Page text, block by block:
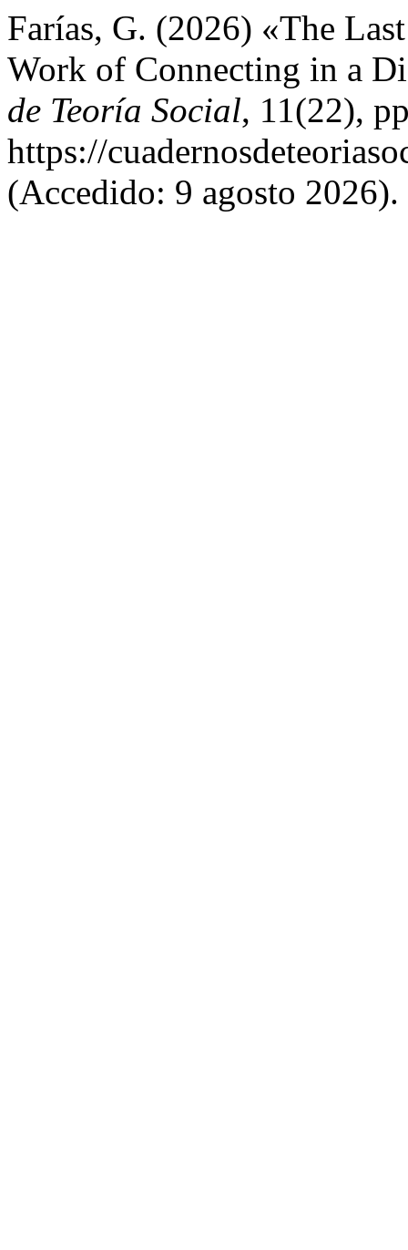
Farías, G. (2026) «The
Work of Connecting in a
de Teoría Social, 11(22),
https://
(Accedido: 9 agosto 2026).